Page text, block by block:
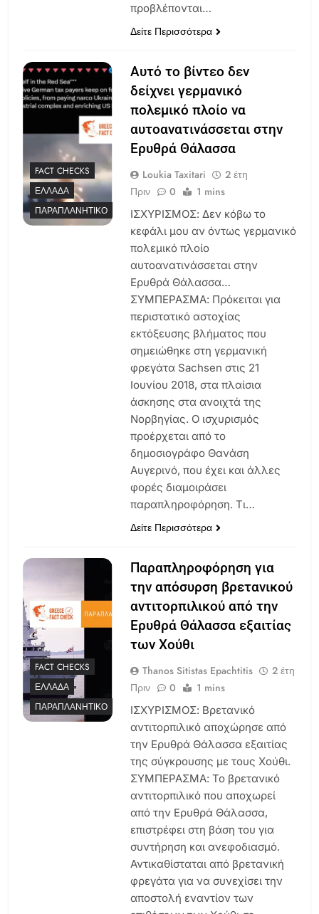
προβλέπονται…
Δείτε Περισσότερα
FACT CHECKS
ΕΛΛΆΔΑ
ΠΑΡΑΠΛΑΝΗΤΙΚΌ
Αυτό το βίντεο δεν
δείχνει γερμανικό
πολεμικό πλοίο να
αυτοανατινάσσεται στην
Ερυθρά Θάλασσα
Loukia Taxitari
2 έτη
Πριν
0 1 mins
ΙΣΧΥΡΙΣΜΟΣ: Δεν κόβω το
κεφάλι μου αν όντως γερμανικό
πολεμικό πλοίο
αυτοανατινάσσεται στην
Ερυθρά Θάλασσα…
ΣΥΜΠΕΡΑΣΜΑ: Πρόκειται για
περιστατικό αστοχίας
εκτόξευσης βλήματος που
σημειώθηκε στη γερμανική
φρεγάτα Sachsen στις 21
Ιουνίου 2018, στα πλαίσια
άσκησης στα ανοιχτά της
Νορβηγίας. Ο ισχυρισμός
προέρχεται από το
δημοσιογράφο Θανάση
Αυγερινό, που έχει και άλλες
φορές διαμοιράσει
παραπληροφόρηση. Τι…
Δείτε Περισσότερα
FACT CHECKS
ΕΛΛΆΔΑ
ΠΑΡΑΠΛΑΝΗΤΙΚΌ
Παραπληροφόρηση για
την απόσυρση βρετανικού
αντιτορπιλικού από την
Ερυθρά Θάλασσα εξαιτίας
των Χούθι
Thanos Sitistas Epachtitis
2 έτη
Πριν
0 1 mins
ΙΣΧΥΡΙΣΜΟΣ: Βρετανικό
αντιτορπιλικό αποχώρησε από
την Ερυθρά Θάλασσα εξαιτίας
της σύγκρουσης με τους Χούθι.
ΣΥΜΠΕΡΑΣΜΑ: Το βρετανικό
αντιτορπιλικό που αποχωρεί
από την Ερυθρά Θάλασσα,
επιστρέφει στη βάση του για
συντήρηση και ανεφοδιασμό.
Αντικαθίσταται από βρετανική
φρεγάτα για να συνεχίσει την
αποστολή εναντίον των